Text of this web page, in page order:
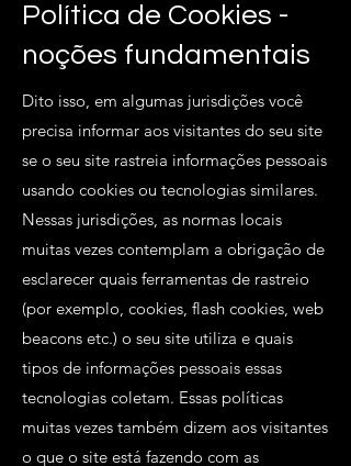
Política de Cookies -
noções fundamentais
Dito isso, em algumas jurisdições você
precisa informar aos visitantes do seu site
se o seu site rastreia informações pessoais
usando cookies ou tecnologias similares.
Nessas jurisdições, as normas locais
muitas vezes contemplam a obrigação de
esclarecer quais ferramentas de rastreio
(por exemplo, cookies, flash cookies, web
beacons etc.) o seu site utiliza e quais
tipos de informações pessoais essas
tecnologias coletam. Essas políticas
muitas vezes também dizem aos visitantes
o que o site está fazendo com as